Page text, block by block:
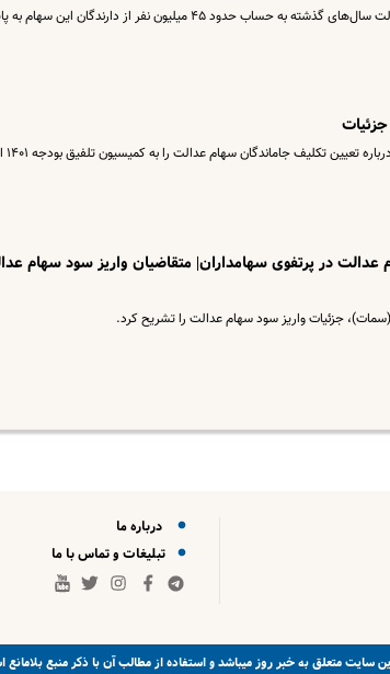
نمایندگان مجلس
در پرتفوی سهامداران| متقاضیان واریز سود سهام
جزئیات واریز سود سهام عدالت را تشریح کرد.
درباره ما
تبلیغات و تماس با ما
سایت متعلق بهخبر روزمیباشد و استفاده از مطالب آن با ذکر منبع